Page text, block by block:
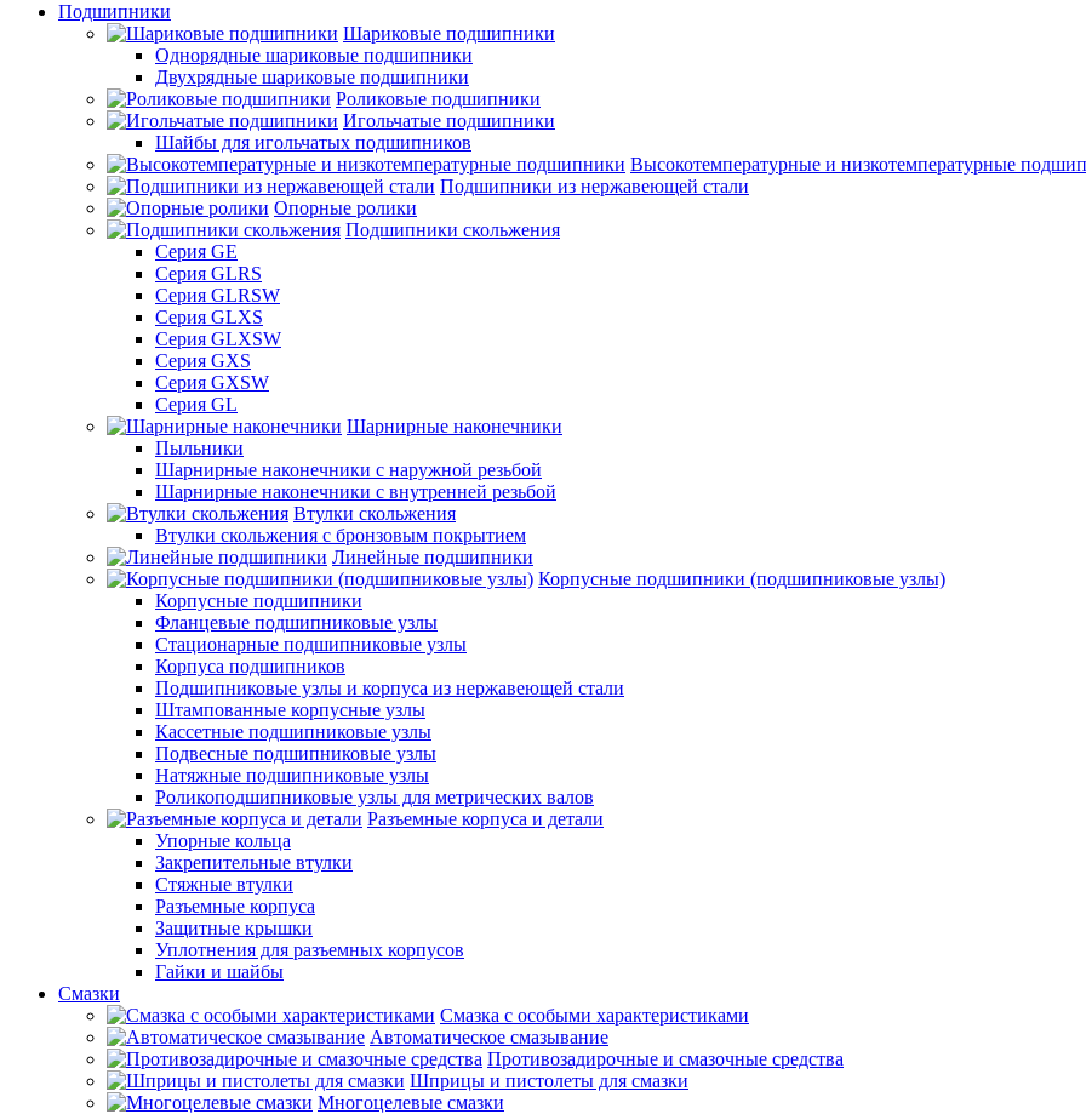
Подшипники
Шариковые подшипники
Однорядные шариковые подшипники
Двухрядные шариковые подшипники
Роликовые подшипники
Игольчатые подшипники
Шайбы для игольчатых подшипников
Высокотемпературные и низкотемпературные
Подшипники из нержавеющей стали
Опорные ролики
Подшипники скольжения
Серия GE
Серия GLRS
Серия GLRSW
Серия GLXS
Серия GLXSW
Серия GXS
Серия GXSW
Серия GL
Шарнирные наконечники
Пыльники
Шарнирные наконечники с наружной резьбой
Шарнирные наконечники с внутренней резьбой
Втулки скольжения
Втулки скольжения с бронзовым покрытием
Линейные подшипники
Корпусные подшипники (подшипниковые узлы)
Корпусные подшипники
Фланцевые подшипниковые узлы
Стационарные подшипниковые узлы
Корпуса подшипников
Подшипниковые узлы и корпуса из нержавеющей стали
Штампованные корпусные узлы
Кассетные подшипниковые узлы
Подвесные подшипниковые узлы
Натяжные подшипниковые узлы
Роликоподшипниковые узлы для метрических валов
Разъемные корпуса и детали
Упорные кольца
Закрепительные втулки
Стяжные втулки
Разъемные корпуса
Защитные крышки
Уплотнения для разъемных корпусов
Гайки и шайбы
Смазки
Смазка с особыми характеристиками
Автоматическое смазывание
Противозадирочные и смазочные средства
Шприцы и пистолеты для смазки
Многоцелевые смазки